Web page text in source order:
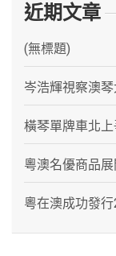
近期文章
(無標題)
岑浩輝視察澳
橫琴單牌車北
粵澳名優商品
粵在澳成功發